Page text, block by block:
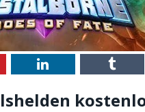
LinkedIn